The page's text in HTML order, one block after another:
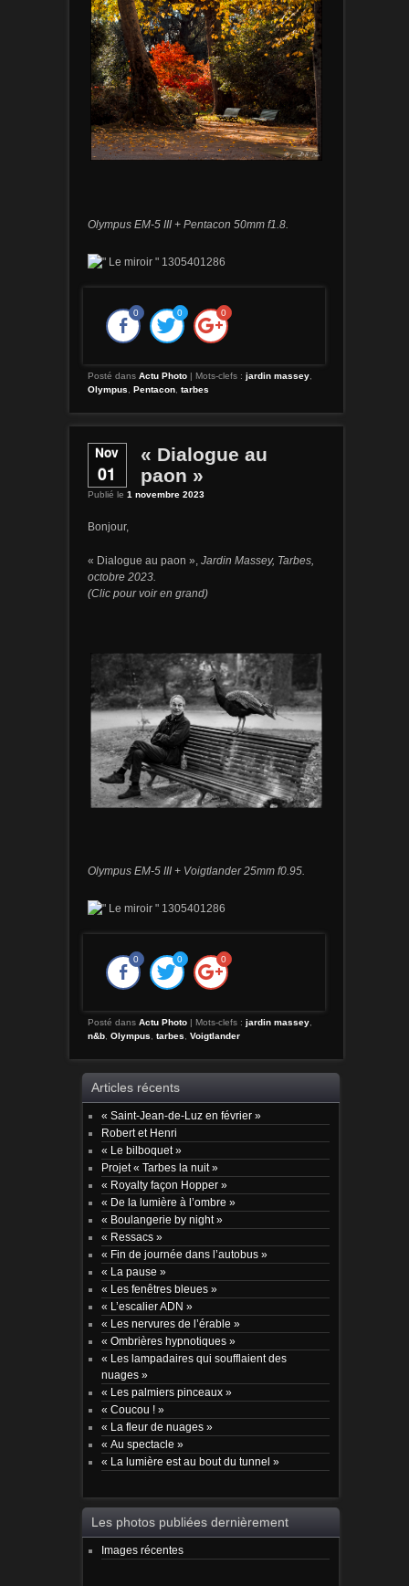
Olympus EM-5 III + Pentacon 50mm f1.8.
0 0 0
Posté dans Actu Photo | Mots-clefs : jardin massey,
Olympus
Pentacon, tarbes
Nov
01
« Dialogue au
paon »
Publié le 1 novembre 2023
Bonjour,
« Dialogue au paon », Jardin Massey, Tarbes,
octobre 2023.
(Clic pour voir en grand)
Olympus EM-5 III + Voigtlander 25mm f0.95.
0 0 0
Posté dans Actu Photo | Mots-clefs : jardin massey,
n&b, Olympus tarbes Voigtlander
Articles récents
« Saint-Jean-de-Luz en février »
Robert et Henri
« Le bilboquet »
Projet « Tarbes la nuit »
« Royalty façon Hopper »
« De la lumière à l’ombre »
« Boulangerie by night »
« Ressacs »
« Fin de journée dans l’autobus »
« La pause »
« Les fenêtres bleues »
« L’escalier ADN »
« Les nervures de l’érable »
« Ombrières hypnotiques »
« Les lampadaires qui soufflaient des
nuages »
« Les palmiers pinceaux »
« Coucou ! »
« La fleur de nuages »
« Au spectacle »
« La lumière est au bout du tunnel »
Les photos publiées dernièrement
Images récentes